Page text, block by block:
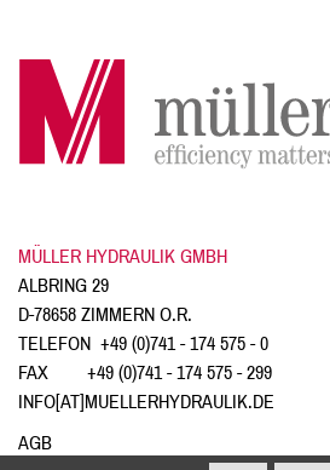
MÜLLER HYDRAULIK GMBH
ALBRING 29
D-78658 ZIMMERN O.R.
TELEFON +49 (0)741 - 174 575 - 0
FAX +49 (0)741 - 174 575 - 299
INFO[AT]MUELLERHYDRAULIK.DE
AGB